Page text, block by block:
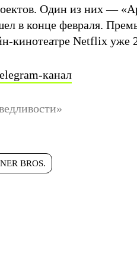
Один из них —
в конце февраля.
кинотеатре Netflix уже
канал
BROS.